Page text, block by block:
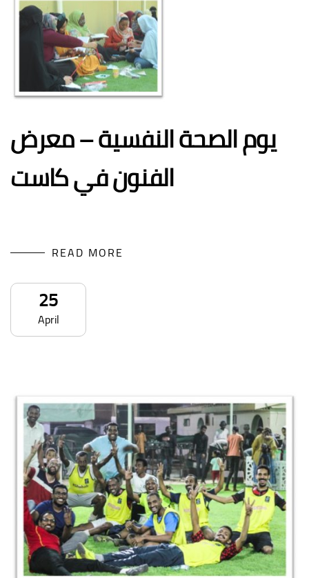
يوم الصحة النفسية – معرض
الفنون في كاست
READ MORE
25
April